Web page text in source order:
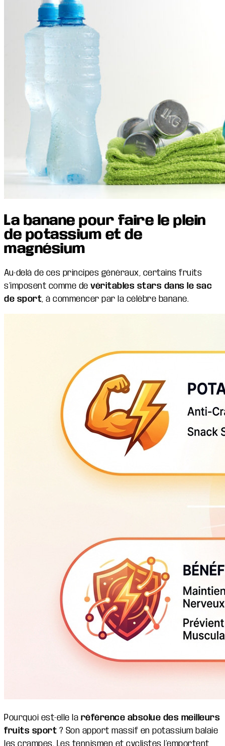
La banane pour faire le plein
de potassium et de
magnésium
Au-delà de ces principes généraux, certains fruits
s’imposent comme de véritables stars dans le sac
de sport, à commencer par la célèbre banane.
Pourquoi est-elle la référence absolue des meilleurs
fruits sport ? Son apport massif en potassium balaie
les crampes. Les tennismen et cyclistes l’emportent